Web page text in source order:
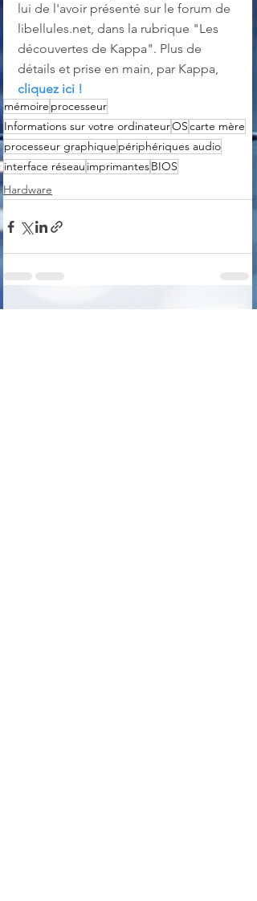
lui de l'avoir présenté sur le forum de
libellules.net, dans la rubrique "Les
découvertes de Kappa". Plus de
détails et prise en main, par Kappa,
cliquez ici !
mémoire processeur
Informations sur votre ordinateurOScarte mère
processeur graphique périphériques audio
interface réseau imprimantesBIOS
Hardware